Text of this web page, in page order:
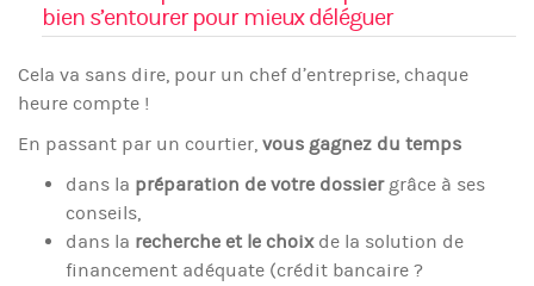
bien s’entourer pour mieux déléguer
Cela va sans dire, pour un chef d’entreprise, chaque
heure compte !
En passant par un courtier, vous gagnez du temps
dans la préparation de votre dossiergrâce à ses
conseils,
dans la recherche et le choixde la solution de
financement adéquate (crédit bancaire ?